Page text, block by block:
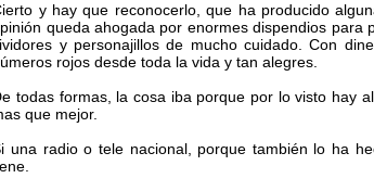
y hay que reconocerlo, que ha producido
queda ahogada por enormes dispendios
y personajillos de mucho cuidado. Con
rojos desde toda la vida y tan alegres.
todas formas, la cosa iba porque por lo visto hay
que mejor.
una radio o tele nacional, porque también lo ha